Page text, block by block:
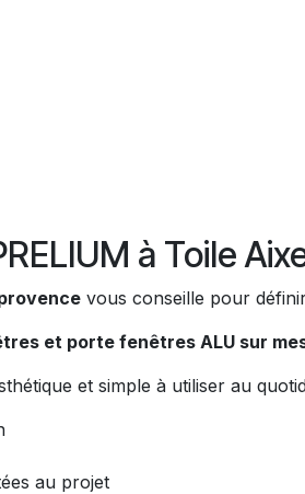
à Toile
vous conseille pour
et porte fenêtres ALU sur
et simple à utiliser au
au projet